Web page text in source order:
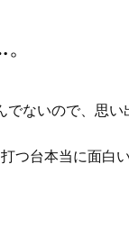
ないので、思い
つ台本当に面白い